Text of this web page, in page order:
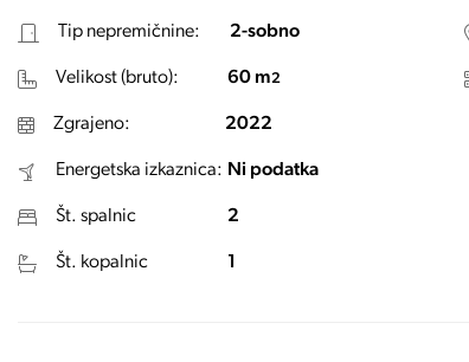
Tip nepremičnine: 2-sobno
Velikost (bruto): 60 m2
Zgrajeno: 2022
Energetska izkaznica: Ni podatka
Št. spalnic 2
Št. kopalnic 1